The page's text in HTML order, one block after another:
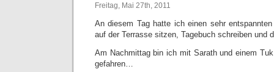
Freitag, Mai 27th, 2011
An diesem Tag hatte ich einen sehr
auf der Terrasse sitzen, Tagebuch schreiben und
Am Nachmittag bin ich mit Sarath und einem
gefahren…